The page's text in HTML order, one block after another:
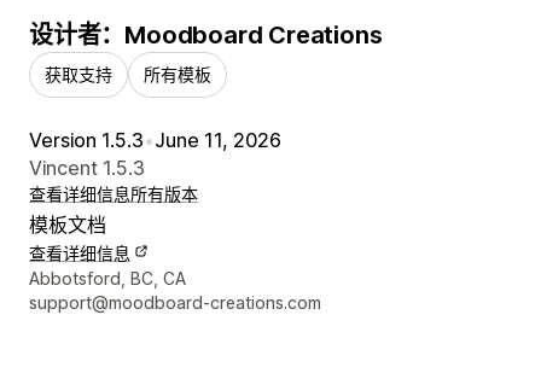
设计者：Moodboard Creations
获取支持 所有模板
Version 1.5.3•June 11, 2026
Vincent 1.5.3
查看详细信息所有版本
模板文档
查看详细信息
设计师联系方式
Abbotsford, BC, CA
support@moodboard-creations.com